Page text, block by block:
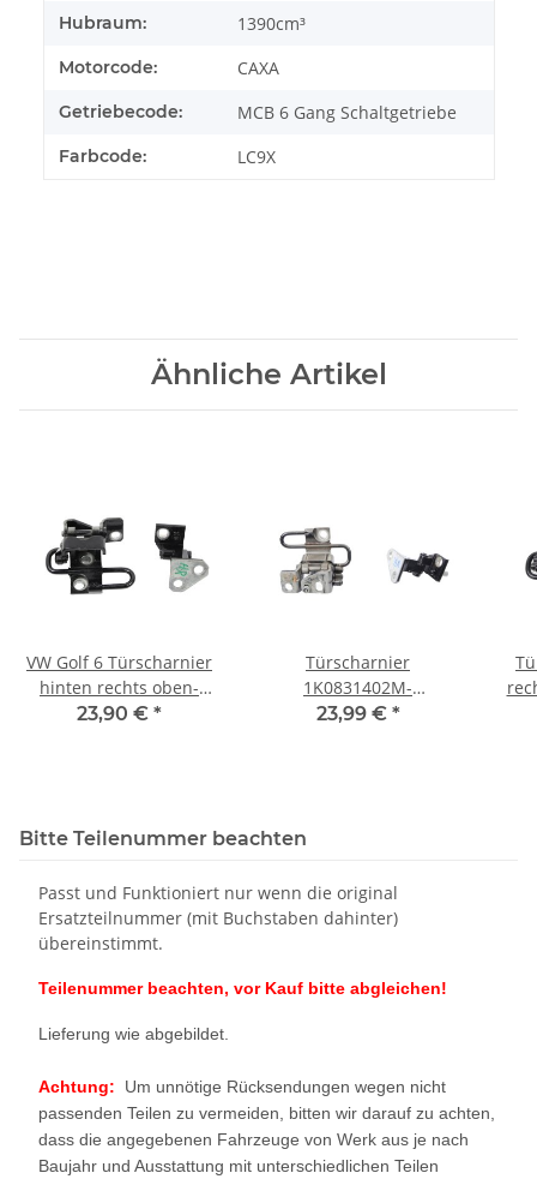
Hubraum: 1390cm³
Motorcode: CAXA
Getriebecode: MCB 6 Gang Schaltgetriebe
Farbcode: LC9X
Ähnliche Artikel
VW Golf 6 Türscharnier
hinten rechts oben-
unten Scharnier
23,90 € *
Türscharnier
1K0831402M-
1K0831412Q vorne
23,99 € *
Bitte Teilenummer beachten
Passt und Funktioniert nur wenn die original
Ersatzteilnummer (mit Buchstaben dahinter)
übereinstimmt.
Teilenummer beachten, vor Kauf bitte abgleichen!
Lieferung wie abgebildet.
Achtung: Um unnötige Rücksendungen wegen nicht
passenden Teilen zu vermeiden, bitten wir darauf zu achten,
dass die angegebenen Fahrzeuge von Werk aus je nach
Baujahr und Ausstattung mit unterschiedlichen Teilen